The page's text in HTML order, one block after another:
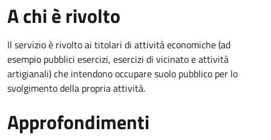
A chi è rivolto
Il servizio è rivolto ai titolari di attività economiche (ad
esempio pubblici esercizi, esercizi di vicinato e attività
artigianali) che intendono occupare suolo pubblico per lo
svolgimento della propria attività.
Approfondimenti